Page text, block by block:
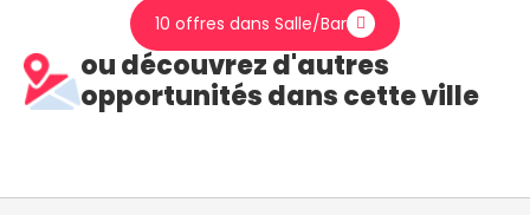
10 offres dans Salle/Bar
ou découvrez d'autres
opportunités dans cette ville